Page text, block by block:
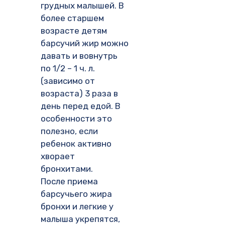
грудных малышей. В
более старшем
возрасте детям
барсучий жир можно
давать и вовнутрь
по 1/2 – 1 ч. л.
(зависимо от
возраста) 3 раза в
день перед едой. В
особенности это
полезно, если
ребенок активно
хворает
бронхитами.
После приема
барсучьего жира
бронхи и легкие у
малыша укрепятся,